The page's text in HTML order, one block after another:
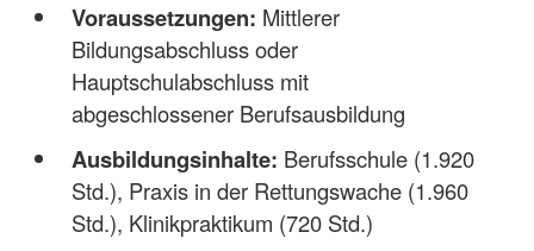
Voraussetzungen: Mittlerer
Bildungsabschluss oder
Hauptschulabschluss mit
abgeschlossener Berufsausbildung
Ausbildungsinhalte: Berufsschule (1.920
Std.), Praxis in der Rettungswache (1.960
Std.), Klinikpraktikum (720 Std.)